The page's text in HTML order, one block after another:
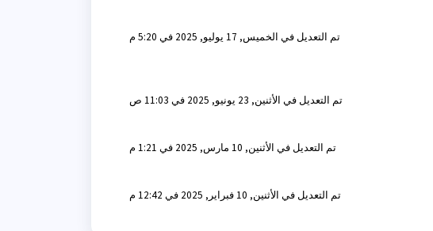
تم التعديل في الخميس, 17 يوليو, 2025 في 5:20 م
تم التعديل في الأثنين, 23 يونيو, 2025 في 11:03 ص
تم التعديل في الأثنين, 10 مارس, 2025 في 1:21 م
تم التعديل في الأثنين, 10 فبراير, 2025 في 12:42 م